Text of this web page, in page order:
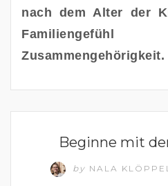
nach dem Alter der
Zusammengehörigkeit.
GLÜCKLICHES UND ERFÜLLTES
Beginne mit
by NALA